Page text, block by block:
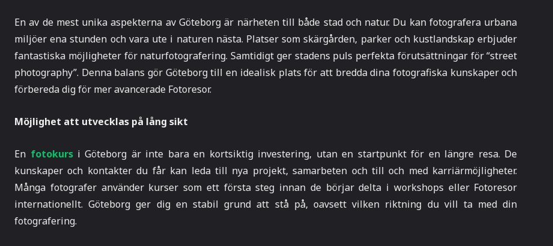
En av de mest unika aspekterna av Göteborg är närheten till både stad och natur. Du kan fotografera urbana
miljöer ena stunden och vara ute i naturen nästa. Platser som skärgården, parker och kustlandskap erbjuder
fantastiska möjligheter för naturfotografering. Samtidigt ger stadens puls perfekta förutsättningar för “street
photography”. Denna balans gör Göteborg till en idealisk plats för att bredda dina fotografiska kunskaper och
förbereda dig för mer avancerade Fotoresor.
Möjlighet att utvecklas på lång sikt
En fotokursi Göteborg är inte bara en kortsiktig investering, utan en startpunkt för en längre resa. De
kunskaper och kontakter du får kan leda till nya projekt, samarbeten och till och med karriärmöjligheter.
Många fotografer använder kurser som ett första steg innan de börjar delta i workshops eller Fotoresor
internationellt. Göteborg ger dig en stabil grund att stå på, oavsett vilken riktning du vill ta med din
fotografering.